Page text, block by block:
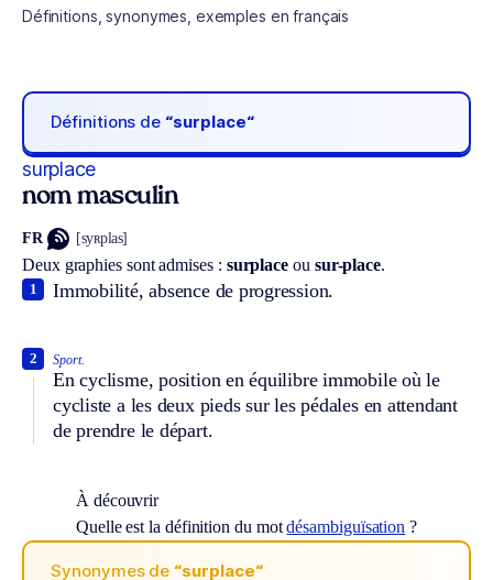
Définitions, synonymes, exemples en français
Définitions de “surplace“
surplace
nom masculin
FR [syʀplas]
Deux graphies sont admises : surplace ou sur-place.
Immobilité, absence de progression.
1
Sport.
En cyclisme, position en équilibre immobile où le
cycliste a les deux pieds sur les pédales en attendant
de prendre le départ.
2
À découvrir
Quelle est la définition du motdésambiguïsation ?
Synonymes de “surplace“